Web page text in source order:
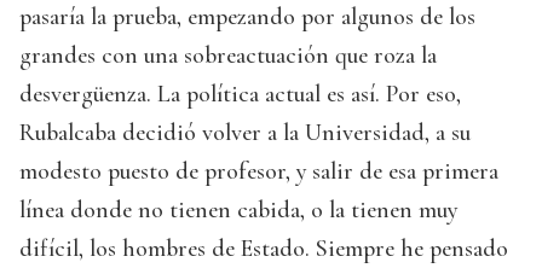
pasaría la prueba, empezando por algunos de los
grandes con una sobreactuación que roza la
desvergüenza. La política actual es así. Por eso,
Rubalcaba decidió volver a la Universidad, a su
modesto puesto de profesor, y salir de esa primera
línea donde no tienen cabida, o la tienen muy
difícil, los hombres de Estado. Siempre he pensado